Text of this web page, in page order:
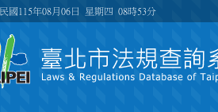
民國115年08月06日 星期四08時53分